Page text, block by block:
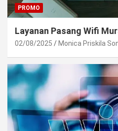
PROMO
Layanan Pasang Wifi
02/08/2025 Monica Priskila